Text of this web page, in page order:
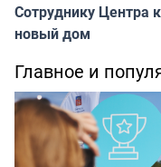
Сотруднику Центра
новый дом
Главное и